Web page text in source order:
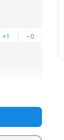
+1 –0